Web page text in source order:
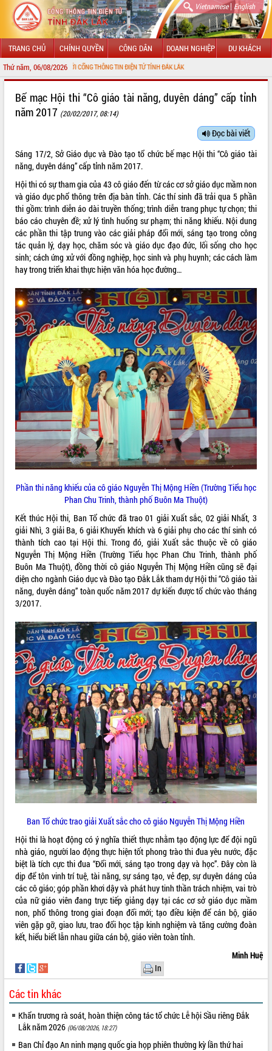
Vietnamese| English
TRANG CHỦ CHÍNH QUYỀN CÔNG DÂN DOANH NGHIỆP DU KHÁCH
Thứ năm, 06/08/2026
ĐẾN VỚI CỔNG THÔNG TIN ĐIỆN TỬ TỈNH ĐẮK LẮK
LÃNH ĐẠO UBND TỈNH
SỞ, BAN, NGÀNH
UBND CÁC XÃ, PHƯỜNG
THÔNG TIN CHỈ ĐẠO ĐIỀU HÀNH
HỆ THỐNG VĂN BẢN
VĂN BẢN HĐND TỈNH
ĐIỂM TIN VĂN BẢN
QUY HOẠCH - KẾ HOẠCH
VIDEO
Loading the player...
Lễ truy tặng danh hiệu “Bà Mẹ Việt
Lao động
UBND tỉnh Đắk Lắk triển khai nhiệm
vụ 6 tháng cuối năm 2026
Kỳ họp thứ Hai, Hội đồng nhân dân
tỉnh khóa XI quyết nghị nhiều nội dung
quan trọng
Bí thư Tỉnh ủy Lương Nguyễn Minh
Triết thăm, tặng quà người có công với
cách mạng
Rà soát, hoàn thiện hệ thống thiết chế
văn hóa, thể thao đáp ứng yêu cầu
phát triển mới
Thường trực HĐND tỉnh Đắk Lắk gặp
mặt Đoàn chuyên gia y tế TP. Hồ Chí
Lễ truy điệu và an táng hài cốt liệt sĩ
tại Nghĩa trang Liệt sĩ xã Sơn Hòa
Bàn giải pháp tháo gỡ khó khăn trong
xuất khẩu sầu riêng và triển khai quy
định EUDR
Thứ trưởng Bộ Nông nghiệp và Môi
trường Nguyễn Hoàng Hiệp khảo sát
vùng trồng và doanh nghiệp đóng gói
sầu riêng tại Đắk Lắk
Đắk Lắk công bố Quy hoạch và xúc
tiến đầu tư tỉnh
Ngành cá ngừ Đắk Lắk chủ động thích
ứng để giữ vững thị trường xuất khẩu
Diễn đàn Kinh tế tư nhân Việt Nam đột
phá cơ chế - Hợp tác công tư
ALBUM ẢNH
LIÊN KẾT WEB
THỐNG KÊ TRUY CẬP
Hôm nay: 4641
Tất cả: 66017381
Bế mạc Hội thi “Cô giáo tài năng, duyên dáng” cấp tỉnh
năm 2017 (20/02/2017, 08:14)
Đọc bài viết
Sáng 17/2, Sở Giáo dục và Đào tạo tổ chức bế mạc Hội thi “Cô giáo tài
năng, duyên dáng” cấp tỉnh năm 2017.
Hội thi có sự tham gia của 43 cô giáo đến từ các cơ sở giáo dục mầm non
và giáo dục phổ thông trên địa bàn tỉnh. Các thí sinh đã trải qua 5 phần
thi gồm: trình diễn áo dài truyền thống; trình diễn trang phục tự chọn; thi
báo cáo chuyên đề; xử lý tình huống sư phạm; thi năng khiếu. Nội dung
các phần thi tập trung vào các giải pháp đổi mới, sáng tạo trong công
tác quản lý, dạy học, chăm sóc và giáo dục đạo đức, lối sống cho học
sinh; cách ứng xử với đồng nghiệp, học sinh và phụ huynh; các cách làm
hay trong triển khai thực hiện văn hóa học đường…
Phần thi năng khiếu của cô giáo Nguyễn Thị Mộng Hiền (Trường Tiểu học
Phan Chu Trinh, thành phố Buôn Ma Thuột)
Kết thúc Hội thi, Ban Tổ chức đã trao 01 giải Xuất sắc, 02 giải Nhất, 3
giải Nhì, 3 giải Ba, 6 giải Khuyến khích và 6 giải phụ cho các thí sinh có
thành tích cao tại Hội thi. Trong đó, giải Xuất sắc thuộc về cô giáo
Nguyễn Thị Mộng Hiền (Trường Tiểu học Phan Chu Trinh, thành phố
Buôn Ma Thuột), đồng thời cô giáo Nguyễn Thị Mộng Hiền cũng sẽ đại
diện cho ngành Giáo dục và Đào tạo Đắk Lắk tham dự Hội thi “Cô giáo tài
năng, duyên dáng” toàn quốc năm 2017 dự kiến được tổ chức vào tháng
3/2017.
Ban Tổ chức trao giải Xuất sắc cho cô giáo Nguyễn Thị Mộng Hiền
Hội thi là hoạt động có ý nghĩa thiết thực nhằm tạo động lực để đội ngũ
nhà giáo, người lao động thực hiện tốt phong trào thi đua yêu nước, đặc
biệt là tích cực thi đua “Đổi mới, sáng tạo trong dạy và học”. Đây còn là
dịp để tôn vinh trí tuệ, tài năng, sự sáng tạo, vẻ đẹp, sự duyên dáng của
các cô giáo; góp phần khơi dậy và phát huy tinh thần trách nhiệm, vai trò
của nữ giáo viên đang trực tiếp giảng dạy tại các cơ sở giáo dục mầm
non, phổ thông trong giai đoạn đổi mới; tạo điều kiện để cán bộ, giáo
viên gặp gỡ, giao lưu, trao đổi học tập kinh nghiệm và tăng cường đoàn
kết, hiểu biết lẫn nhau giữa cán bộ, giáo viên toàn tỉnh.
Minh Huệ
In
Các tin khác
Khẩn trương rà soát, hoàn thiện công tác tổ chức Lễ hội Sầu riêng Đắk
Lắk năm 2026 (06/08/2026, 18:27)
Ban Chỉ đạo An ninh mạng quốc gia họp phiên thường kỳ lần thứ hai